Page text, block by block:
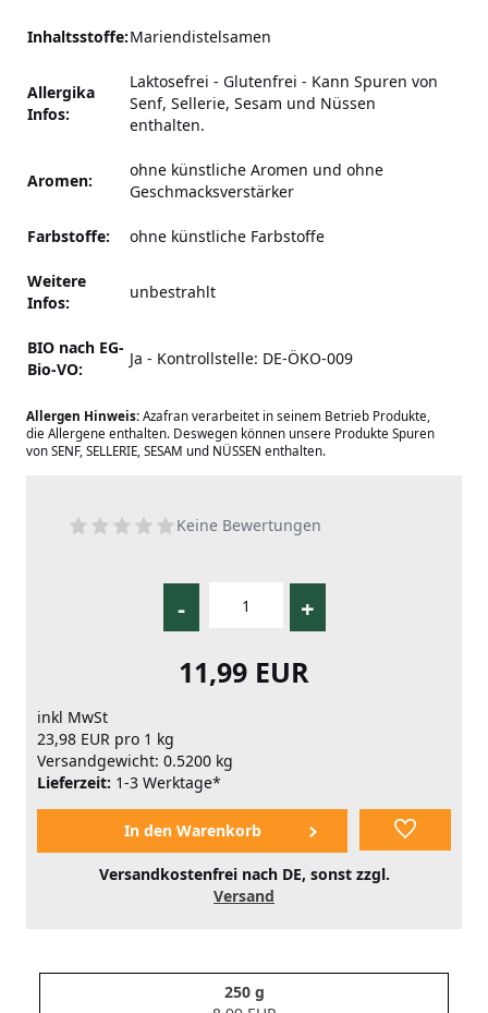
Inhaltsstoffe:Mariendistelsamen
Allergika
Infos:
Laktosefrei - Glutenfrei - Kann Spuren von
Senf, Sellerie, Sesam und Nüssen
enthalten.
Aromen:
ohne künstliche Aromen und ohne
Geschmacksverstärker
Farbstoffe: ohne künstliche Farbstoffe
Weitere
Infos:
unbestrahlt
BIO nach EG-
Bio-VO:
Ja - Kontrollstelle: DE-ÖKO-009
Allergen Hinweis: Azafran verarbeitet in seinem Betrieb Produkte,
die Allergene enthalten. Deswegen können unsere Produkte Spuren
von SENF, SELLERIE, SESAM und NÜSSEN enthalten.
Keine Bewertungen
- +
11,99 EUR
inkl MwSt
23,98 EUR pro 1 kg
Versandgewicht: 0.5200 kg
Lieferzeit: 1-3 Werktage*
Versandkostenfrei nach DE, sonst zzgl.
Versand
250 g